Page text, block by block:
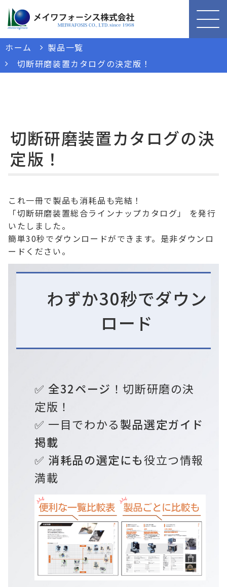
ホーム
製品一覧
切断研磨装置カタログの決定版！
切断研磨装置カタログの決
定版！
これ一冊で製品も消耗品も完結！
「切断研磨装置総合ラインナップカタログ」 を発行
いたしました。
簡単30秒でダウンロードができます。是非ダウンロ
ードください。
わずか30秒でダウン
ロード
✅ 全32ページ ！切断研磨の決
定版！
✅ 一目でわかる製品選定ガイド
掲載
✅ 消耗品の選定にも役立つ情報
満載